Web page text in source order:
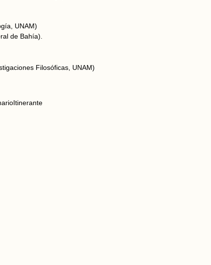
UNAM)
de Bahía).
Filosóficas, UNAM)